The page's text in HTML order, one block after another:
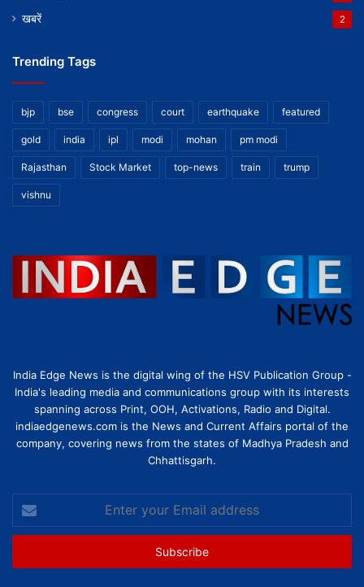
खबरें 2
Trending Tags
bjp bse congress court earthquake featured
gold india ipl modi mohan pm modi
Rajasthan Stock Market top-news train trump
vishnu
India Edge News is the digital wing of the HSV Publication Group -
India's leading media and communications group with its interests
spanning across Print, OOH, Activations, Radio and Digital.
indiaedgenews.com is the News and Current Affairs portal of the
company, covering news from the states of Madhya Pradesh and
Chhattisgarh.
your
Email